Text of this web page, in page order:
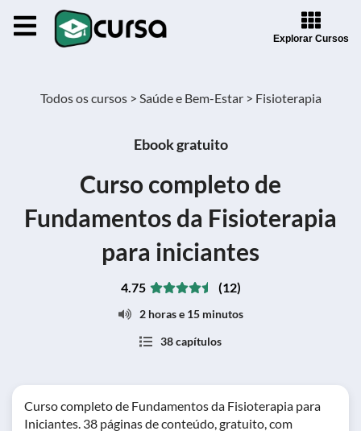
Explorar Cursos
Todos os cursos > Saúde e Bem-Estar > Fisioterapia
Ebook gratuito
Curso completo de
Fundamentos da Fisioterapia
para iniciantes
4.75 (12)
2 horas e 15 minutos
38 capítulos
Curso completo de Fundamentos da Fisioterapia para
Iniciantes. 38 páginas de conteúdo, gratuito, com